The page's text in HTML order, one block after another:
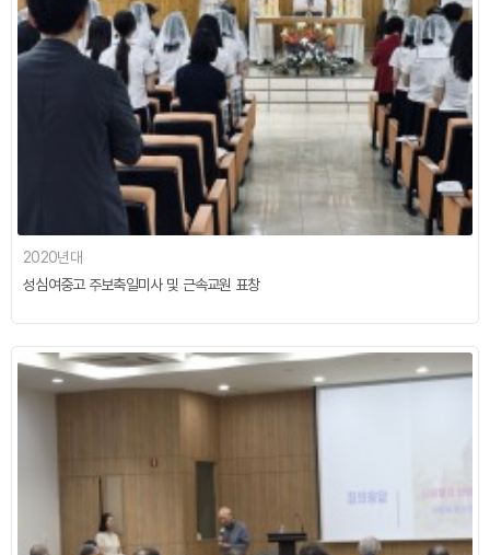
2020년대
성심여중고 주보축일미사 및 근속교원 표창